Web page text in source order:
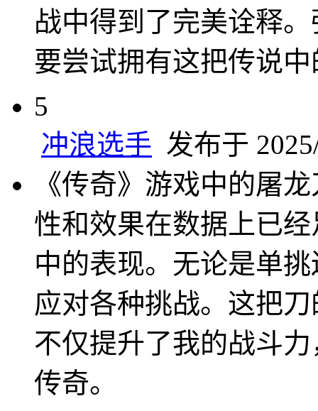
战中得到了完美诠释
要尝试拥有这把传说
5
冲浪选手 发布于
《传奇》游戏中的屠
性和效果在数据上已
中的表现。无论是单
应对各种挑战。这把
不仅提升了我的战斗
传奇。